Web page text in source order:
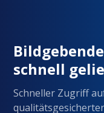
schnell
Schneller Zugriff